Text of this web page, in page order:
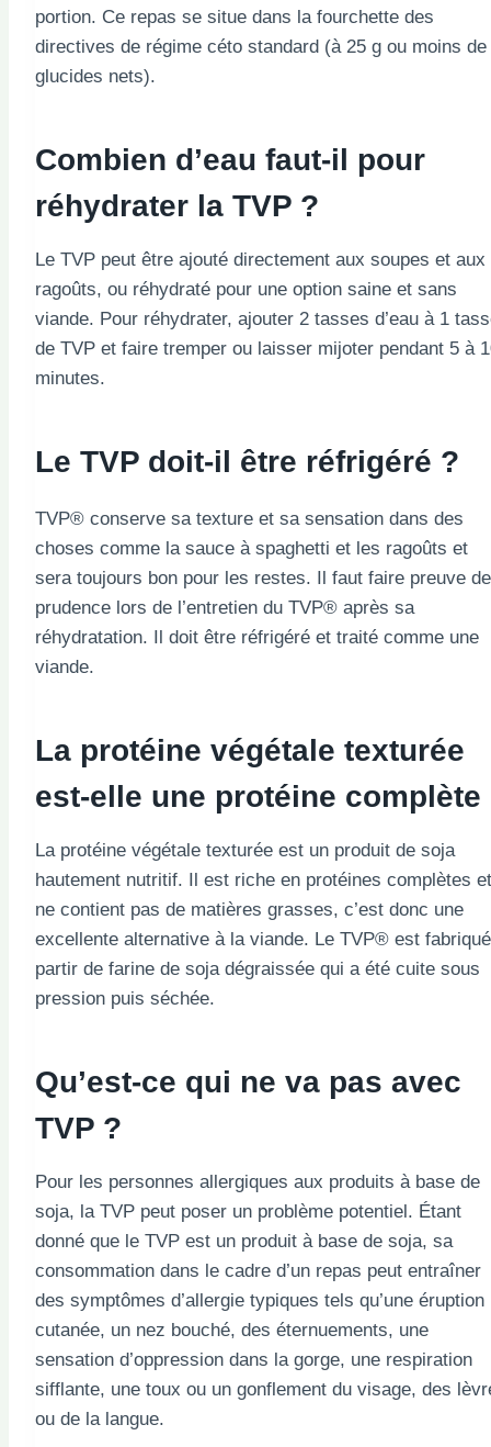
portion. Ce repas se situe dans la fourchette des
directives de régime céto standard (à 25 g ou moins de
glucides nets).
Combien d’eau faut-il pour
réhydrater la TVP ?
Le TVP peut être ajouté directement aux soupes et aux
ragoûts, ou réhydraté pour une option saine et sans
viande. Pour réhydrater, ajouter 2 tasses d’eau à 1
de TVP et faire tremper ou laisser mijoter pendant 5 à
minutes.
Le TVP doit-il être réfrigéré ?
TVP® conserve sa texture et sa sensation dans des
choses comme la sauce à spaghetti et les ragoûts et
sera toujours bon pour les restes. Il faut faire preuve de
prudence lors de l’entretien du TVP® après sa
réhydratation. Il doit être réfrigéré et traité comme une
viande.
La protéine végétale texturée
est-elle une protéine complète
La protéine végétale texturée est un produit de soja
hautement nutritif. Il est riche en protéines complètes et
ne contient pas de matières grasses, c’est donc une
excellente alternative à la viande. Le TVP® est
partir de farine de soja dégraissée qui a été cuite sous
pression puis séchée.
Qu’est-ce qui ne va pas avec
TVP ?
Pour les personnes allergiques aux produits à base de
soja, la TVP peut poser un problème potentiel. Étant
donné que le TVP est un produit à base de soja, sa
consommation dans le cadre d’un repas peut entraîner
des symptômes d’allergie typiques tels qu’une éruption
cutanée, un nez bouché, des éternuements, une
sensation d’oppression dans la gorge, une respiration
sifflante, une toux ou un gonflement du visage, des
ou de la langue.